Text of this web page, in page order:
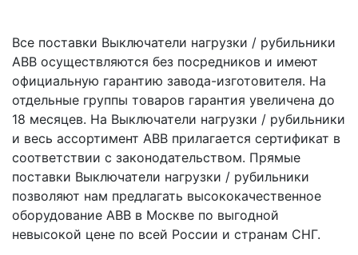
Все поставки Выключатели нагрузки / рубильники
ABB осуществляются без посредников и имеют
официальную гарантию завода-изготовителя. На
отдельные группы товаров гарантия увеличена до
18 месяцев. На Выключатели нагрузки / рубильники
и весь ассортимент ABB прилагается сертификат в
соответствии с законодательством. Прямые
поставки Выключатели нагрузки / рубильники
позволяют нам предлагать высококачественное
оборудование ABB в Москве по выгодной
невысокой цене по всей России и странам СНГ.